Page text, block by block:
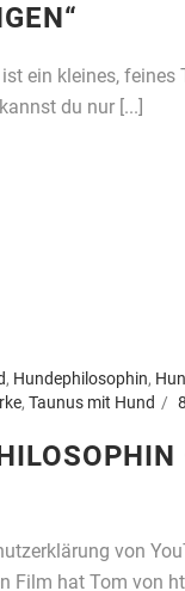
ein kleines, feines
du nur [...]
, Hundephilosophin,
, Taunus mit Hund
von
Film hat Tom von